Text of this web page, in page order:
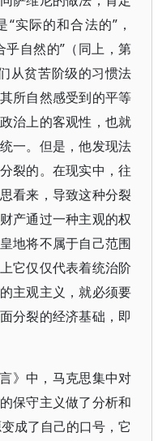
实际的和合法的”，
乎自然的”（同上，第
从贫苦阶级的习惯法
所自然感受到的平等
治上的客观性，也就
一。但是，他发现法
裂的。在现实中，往
看来，导致这种分裂
产通过一种主观的权
地将不属于自己范围
它仅仅代表着统治阶
主观主义，就必须要
分裂的经济基础，即
》中，马克思集中对
保守主义做了分析和
成了自己的口号，它